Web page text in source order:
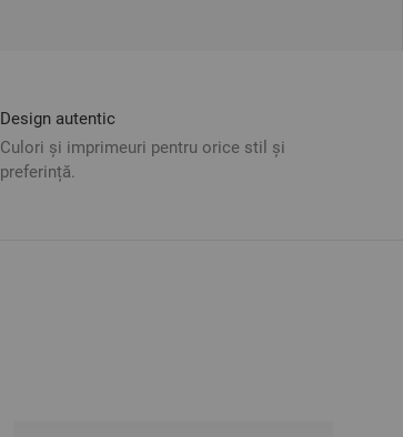
Design autentic
Culori și imprimeuri pentru orice stil și
preferință.